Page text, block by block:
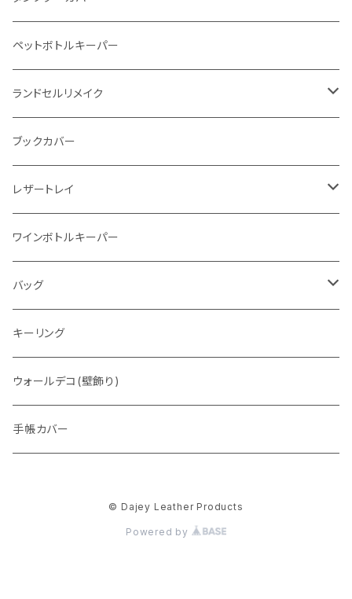
イントレチャート 編み込みアートウォレット
"Crammy"L字フラップウォレット
"メッセージ"カリグラフィーウォレット
イントレチャート
ラウンドファスナー
ペットボトルキーパー
ランドセルリメイク
写真立て
ブックカバー
レザートレイ
番外編"Wave"
通常盤
ワインボトルキーパー
バッグ
トートバッグ
ウォレットバッグ
キーリング
ウォールデコ(壁飾り)
手帳カバー
© Dajey Leather Products
Powered by